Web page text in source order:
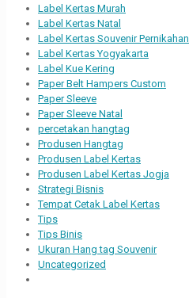
Label Kertas Murah
Label Kertas Natal
Label Kertas Souvenir Pernikahan
Label Kertas Yogyakarta
Label Kue Kering
Paper Belt Hampers Custom
Paper Sleeve
Paper Sleeve Natal
percetakan hangtag
Produsen Hangtag
Produsen Label Kertas
Produsen Label Kertas Jogja
Strategi Bisnis
Tempat Cetak Label Kertas
Tips
Tips Binis
Ukuran Hang tag Souvenir
Uncategorized